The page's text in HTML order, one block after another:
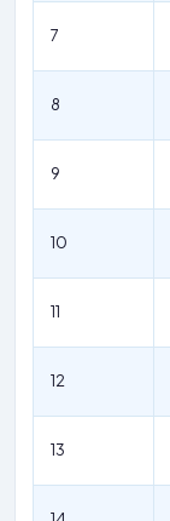
7
8
9
10
11
12
13